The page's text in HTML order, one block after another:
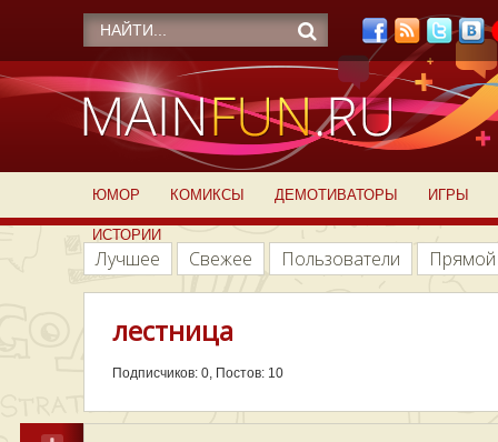
ЮМОР КОМИКСЫ ДЕМОТИВАТОРЫ ИГРЫ
ИСТОРИИ
Лучшее Свежее Пользователи
лестница
Подписчиков: 0, Постов: 10